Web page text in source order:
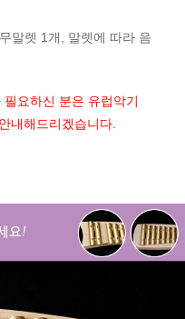
말렛 1개, 말렛에 따라 음
요하신 분은 유럽악기
내해드리겠습니다.